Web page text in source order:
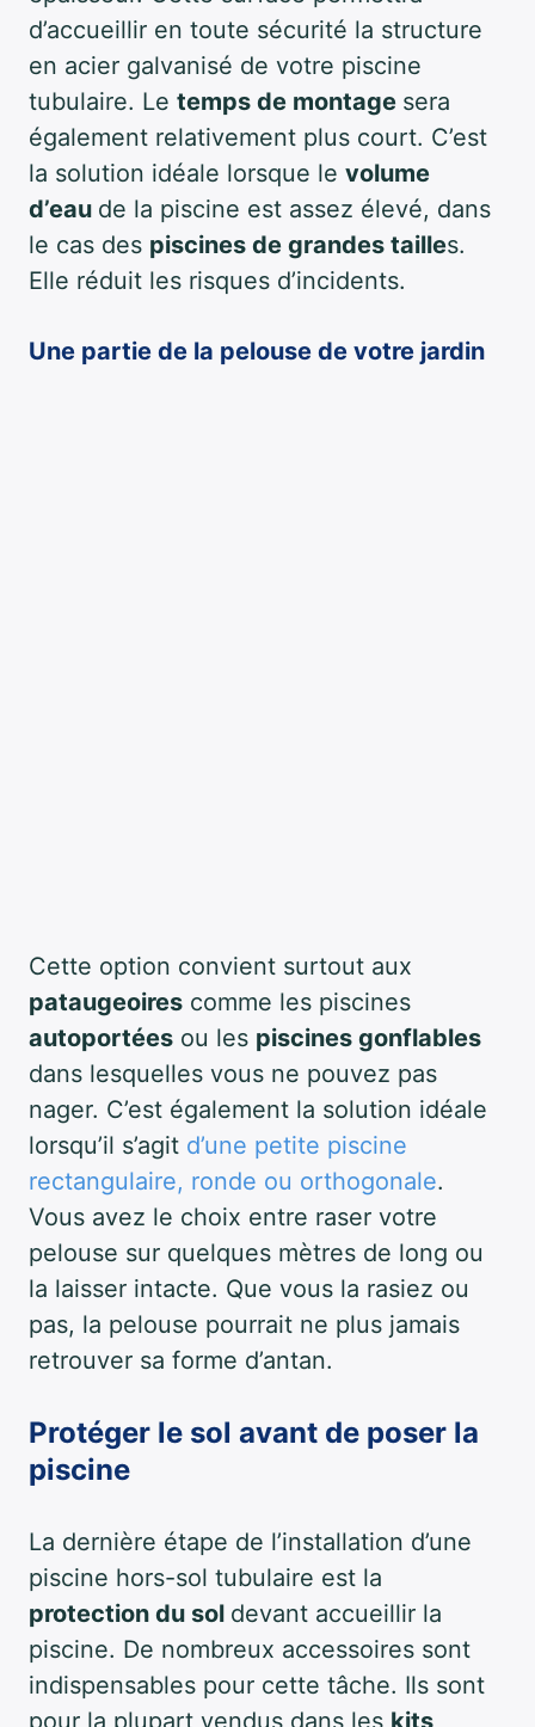
d’accueillir en toute sécurité la structure
en acier galvanisé de votre piscine
tubulaire. Le temps de montage sera
également relativement plus court. C’est
la solution idéale lorsque le volume
d’eau de la piscine est assez élevé, dans
le cas des piscines de grandes tailles.
Elle réduit les risques d’incidents.
Une partie de la pelouse de votre jardin
Cette option convient surtout aux
pataugeoires comme les piscines
autoportées ou les piscines gonflables
dans lesquelles vous ne pouvez pas
nager. C’est également la solution idéale
lorsqu’il s’agit d’une petite piscine
rectangulaire, ronde ou orthogonale.
Vous avez le choix entre raser votre
pelouse sur quelques mètres de long ou
la laisser intacte. Que vous la rasiez ou
pas, la pelouse pourrait ne plus jamais
retrouver sa forme d’antan.
Protéger le sol avant de poser la
piscine
La dernière étape de l’installation d’une
piscine hors-sol tubulaire est la
protection du sol devant accueillir la
piscine. De nombreux accessoires sont
indispensables pour cette tâche. Ils sont
pour la plupart vendus dans les kits